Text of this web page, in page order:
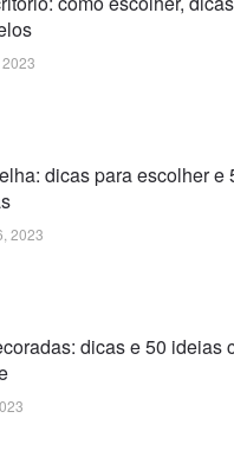
dicas para escolher e
2023
dicas e 50 ideias